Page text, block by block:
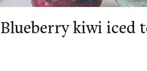
Blueberry kiwi iced